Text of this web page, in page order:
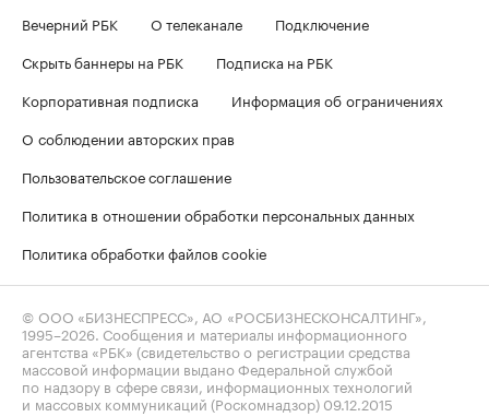
Вечерний РБК
О телеканале
Подключение
Скрыть баннеры на РБК
Подписка на РБК
Корпоративная подписка
Информация об ограничениях
О соблюдении авторских прав
Пользовательское соглашение
Политика в отношении обработки персональных данных
Политика обработки файлов cookie
© ООО «БИЗНЕСПРЕСС», АО «РОСБИЗНЕСКОНСАЛТИНГ»,
1995–2026 . Сообщения и материалы информационного
агентства «РБК» (свидетельство о регистрации средства
массовой информации выдано Федеральной службой
по надзору в сфере связи, информационных технологий
и массовых коммуникаций (Роскомнадзор) 09.12.2015